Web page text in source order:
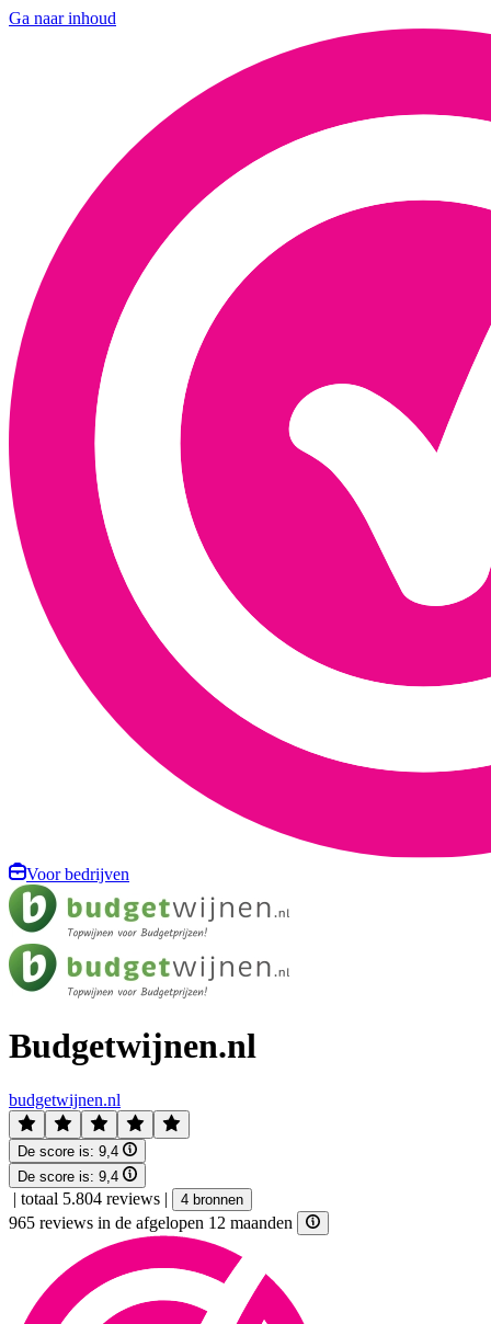
Ga naar inhoud
Voor bedrijven
Budgetwijnen.nl
budgetwijnen.nl
De score is: 9,4
De score is: 9,4
| totaal 5.804 reviews | 4 bronnen
965 reviews in de afgelopen 12 maanden